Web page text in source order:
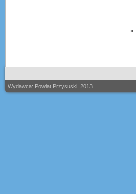
«
Wydawca: Powiat Przysuski. 2013